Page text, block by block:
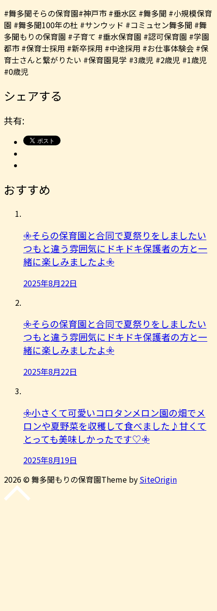
#舞多聞そらの保育園#神戸市 #垂水区 #舞多聞 #小規模保育
園 #舞多聞100年の杜 #サンウッド #コミュセン舞多聞 #舞
多聞もりの保育園 #子育て #垂水保育園 #認可保育園 #学園
都市 #保育士採用 #新卒採用 #中途採用 #お仕事体験会 #保
育士さんと繋がりたい #保育園見学 #3歳児 #2歳児 #1歳児
#0歳児
シェアする
共有:
おすすめ
𖧷そらの保育園と合同で夏祭りをしましたい
つもと違う雰囲気にドキドキ保護者の方と一
緒に楽しみましたよ︎𖧷
2025年8月22日
𖧷そらの保育園と合同で夏祭りをしましたい
つもと違う雰囲気にドキドキ保護者の方と一
緒に楽しみましたよ︎𖧷
2025年8月22日
𖧷小さくて可愛いコロタンメロン園の畑でメ
ロンや夏野菜を収穫して食べました♪甘くて
とっても美味しかったです♡𖧷
2025年8月19日
2026 © 舞多聞もりの保育園Theme by SiteOrigin
先
頭